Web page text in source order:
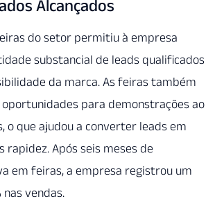
Alcançados
do setor permitiu à empresa
substancial de leads qualificados
da marca. As feiras também
para demonstrações ao
o que ajudou a converter leads em
rapidez. Após seis meses de
em feiras, a empresa registrou um
vendas.